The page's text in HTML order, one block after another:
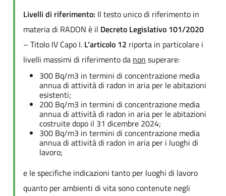
Livelli di riferimento: Il testo unico di riferimento in
materia di RADON è il Decreto Legislativo 101/2020
– Titolo IV Capo I. L’articolo 12 riporta in particolare i
livelli massimi di riferimento da non superare:
300 Bq/m3 in termini di concentrazione media
annua di attività di radon in aria per le abitazioni
esistenti;
200 Bq/m3 in termini di concentrazione media
annua di attività di radon in aria per le abitazioni
costruite dopo il 31 dicembre 2024;
300 Bq/m3 in termini di concentrazione media
annua di attività di radon in aria per i luoghi di
lavoro;
e le specifiche indicazioni tanto per luoghi di lavoro
quanto per ambienti di vita sono contenute negli